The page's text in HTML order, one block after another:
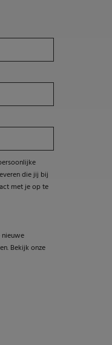
die jij bij
met je op te
Bekijk onze